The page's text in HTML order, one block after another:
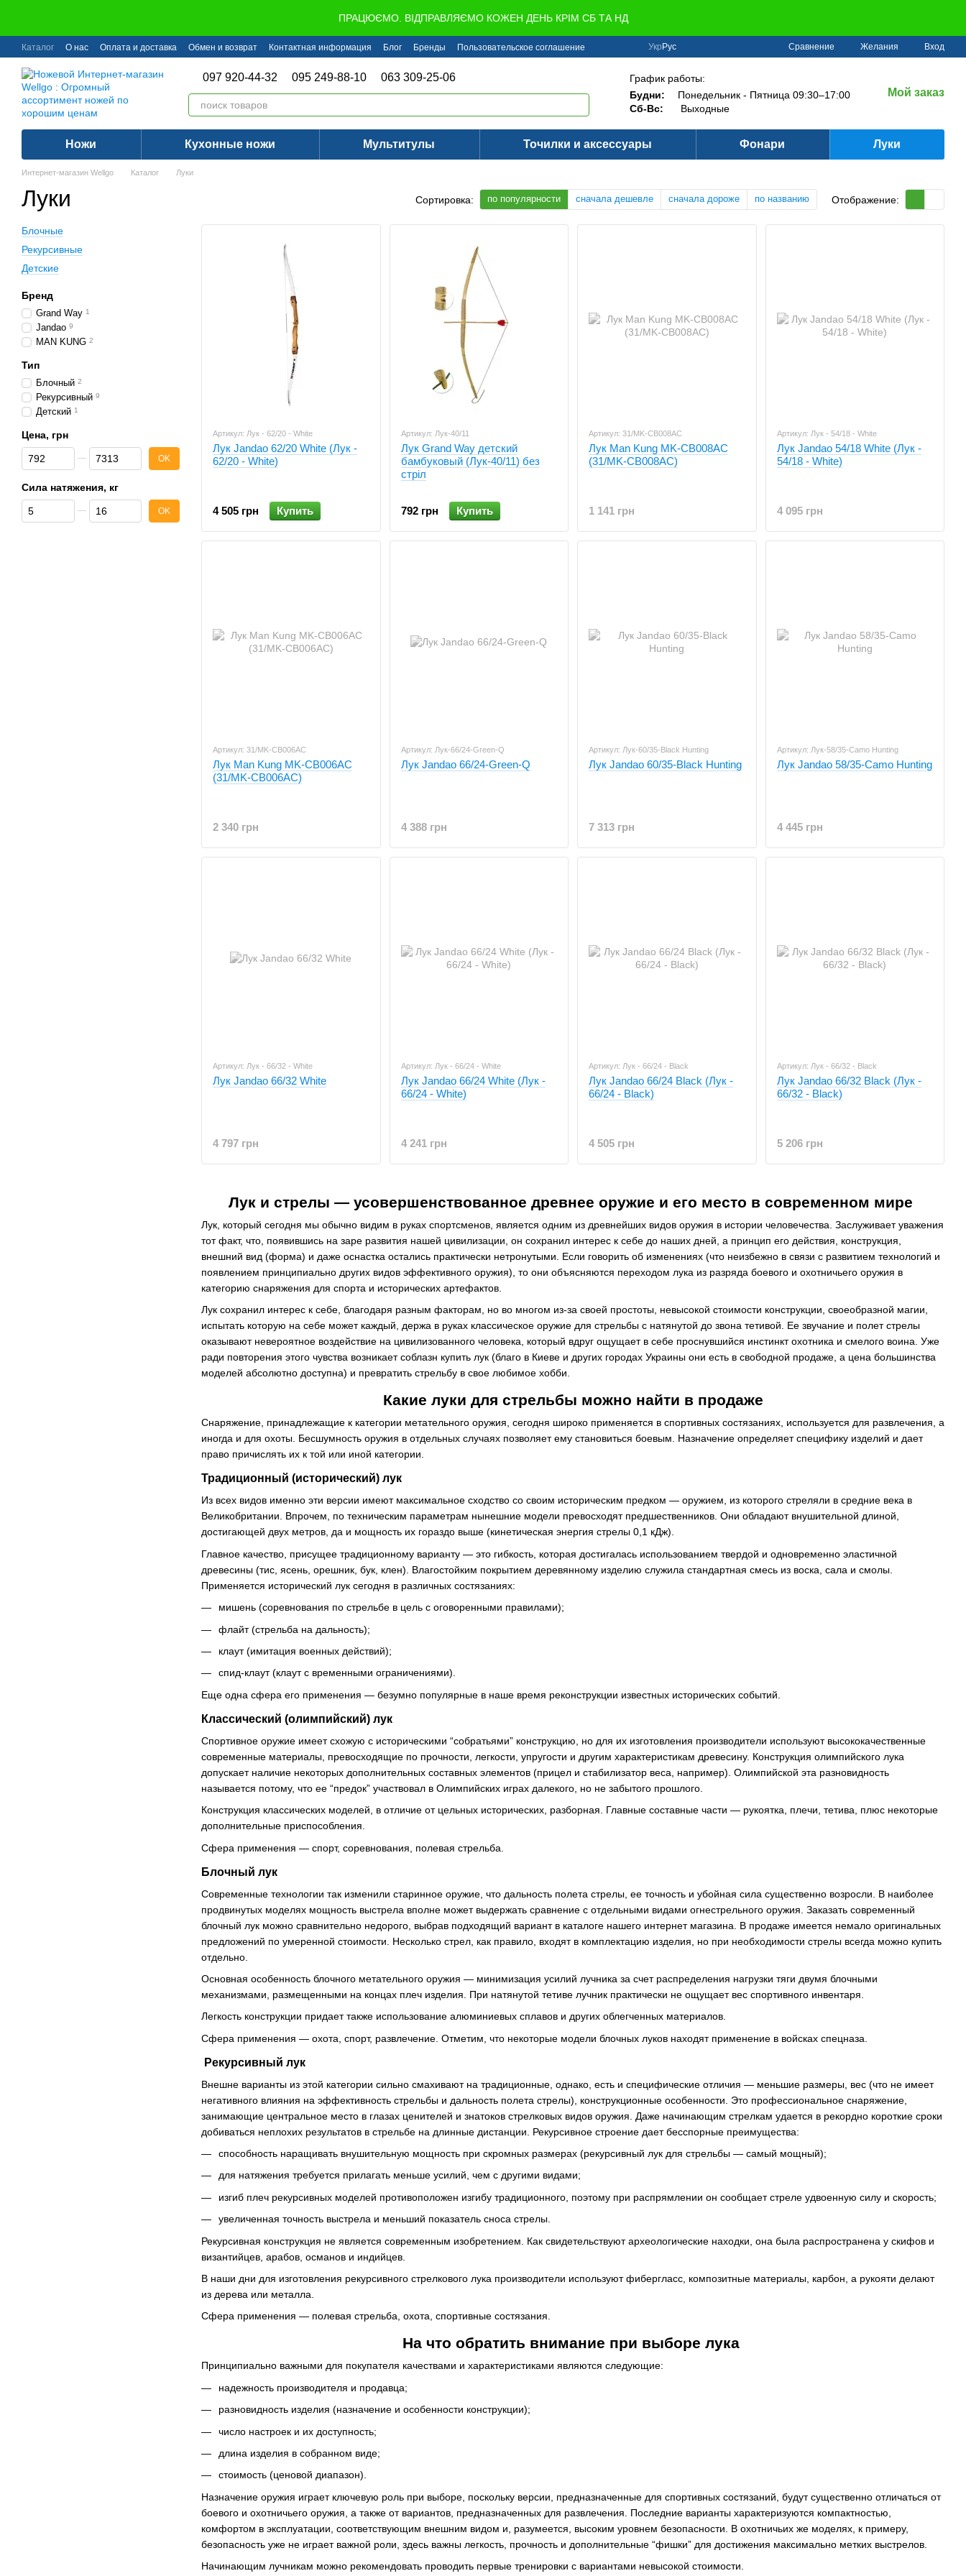
ПРАЦЮЄМО. ВІДПРАВЛЯЄМО КОЖЕН ДЕНЬ КРІМ СБ ТА НД
Каталог О нас Оплата и доставка Обмен и возврат Контактная информация Блог Бренды Пользовательское соглашение Укр Рус Сравнение Желания Вход
097 920-44-32 095 249-88-10 063 309-25-06
График работы:
Будни:
Понедельник - Пятница 09:30–17:00
Сб-Вс:
Выходные
Мой заказ
Ножи Кухонные ножи Мультитулы Точилки и аксессуары Фонари Луки
Интернет-магазин Wellgo Каталог Луки
Луки Сортировка: по популярности сначала дешевле сначала дороже по названию Отображение:
Лук и стрелы — усовершенствованное древнее оружие и его место в современном мире
Лук, который сегодня мы обычно видим в руках спортсменов, является одним из древнейших видов оружия в истории человечества. Заслуживает уважения
тот факт, что, появившись на заре развития нашей цивилизации, он сохранил интерес к себе до наших дней, а принцип его действия, конструкция,
внешний вид (форма) и даже оснастка остались практически нетронутыми. Если говорить об изменениях (что неизбежно в связи с развитием технологий и
появлением принципиально других видов эффективного оружия), то они объясняются переходом лука из разряда боевого и охотничьего оружия в
категорию снаряжения для спорта и исторических артефактов.
Лук сохранил интерес к себе, благодаря разным факторам, но во многом из-за своей простоты, невысокой стоимости конструкции, своеобразной магии,
испытать которую на себе может каждый, держа в руках классическое оружие для стрельбы с натянутой до звона тетивой. Ее звучание и полет стрелы
оказывают невероятное воздействие на цивилизованного человека, который вдруг ощущает в себе проснувшийся инстинкт охотника и смелого воина. Уже
ради повторения этого чувства возникает соблазн купить лук (благо в Киеве и других городах Украины они есть в свободной продаже, а цена большинства
моделей абсолютно доступна) и превратить стрельбу в свое любимое хобби.
Какие луки для стрельбы можно найти в продаже
Снаряжение, принадлежащие к категории метательного оружия, сегодня широко применяется в спортивных состязаниях, используется для развлечения, а
иногда и для охоты. Бесшумность оружия в отдельных случаях позволяет ему становиться боевым. Назначение определяет специфику изделий и дает
право причислять их к той или иной категории.
Традиционный (исторический) лук
Из всех видов именно эти версии имеют максимальное сходство со своим историческим предком — оружием, из которого стреляли в средние века в
Великобритании. Впрочем, по техническим параметрам нынешние модели превосходят предшественников. Они обладают внушительной длиной,
достигающей двух метров, да и мощность их гораздо выше (кинетическая энергия стрелы 0,1 кДж).
Главное качество, присущее традиционному варианту — это гибкость, которая достигалась использованием твердой и одновременно эластичной
древесины (тис, ясень, орешник, бук, клен). Влагостойким покрытием деревянному изделию служила стандартная смесь из воска, сала и смолы.
Применяется исторический лук сегодня в различных состязаниях:
мишень (соревнования по стрельбе в цель с оговоренными правилами);
флайт (стрельба на дальность);
клаут (имитация военных действий);
спид-клаут (клаут с временными ограничениями).
Еще одна сфера его применения — безумно популярные в наше время реконструкции известных исторических событий.
Классический (олимпийский) лук
Спортивное оружие имеет схожую с историческими “собратьями” конструкцию, но для их изготовления производители используют высококачественные
современные материалы, превосходящие по прочности, легкости, упругости и другим характеристикам древесину. Конструкция олимпийского лука
допускает наличие некоторых дополнительных составных элементов (прицел и стабилизатор веса, например). Олимпийской эта разновидность
называется потому, что ее “предок” участвовал в Олимпийских играх далекого, но не забытого прошлого.
Конструкция классических моделей, в отличие от цельных исторических, разборная. Главные составные части — рукоятка, плечи, тетива, плюс некоторые
дополнительные приспособления.
Сфера применения — спорт, соревнования, полевая стрельба.
Блочный лук
Современные технологии так изменили старинное оружие, что дальность полета стрелы, ее точность и убойная сила существенно возросли. В наиболее
продвинутых моделях мощность выстрела вполне может выдержать сравнение с отдельными видами огнестрельного оружия. Заказать современный
блочный лук можно сравнительно недорого, выбрав подходящий вариант в каталоге нашего интернет магазина. В продаже имеется немало оригинальных
предложений по умеренной стоимости. Несколько стрел, как правило, входят в комплектацию изделия, но при необходимости стрелы всегда можно купить
отдельно.
Основная особенность блочного метательного оружия — минимизация усилий лучника за счет распределения нагрузки тяги двумя блочными
механизмами, размещенными на концах плеч изделия. При натянутой тетиве лучник практически не ощущает вес спортивного инвентаря.
Легкость конструкции придает также использование алюминиевых сплавов и других облегченных материалов.
Сфера применения — охота, спорт, развлечение. Отметим, что некоторые модели блочных луков находят применение в войсках спецназа.
Рекурсивный лук
Внешне варианты из этой категории сильно смахивают на традиционные, однако, есть и специфические отличия — меньшие размеры, вес (что не имеет
негативного влияния на эффективность стрельбы и дальность полета стрелы), конструкционные особенности. Это профессиональное снаряжение,
занимающие центральное место в глазах ценителей и знатоков стрелковых видов оружия. Даже начинающим стрелкам удается в рекордно короткие сроки
добиваться неплохих результатов в стрельбе на длинные дистанции. Рекурсивное строение дает бесспорные преимущества:
способность наращивать внушительную мощность при скромных размерах (рекурсивный лук для стрельбы — самый мощный);
для натяжения требуется прилагать меньше усилий, чем с другими видами;
изгиб плеч рекурсивных моделей противоположен изгибу традиционного, поэтому при распрямлении он сообщает стреле удвоенную силу и скорость;
увеличенная точность выстрела и меньший показатель сноса стрелы.
Рекурсивная конструкция не является современным изобретением. Как свидетельствуют археологические находки, она была распространена у скифов и
византийцев, арабов, османов и индийцев.
В наши дни для изготовления рекурсивного стрелкового лука производители используют фибергласс, композитные материалы, карбон, а рукояти делают
из дерева или металла.
Сфера применения — полевая стрельба, охота, спортивные состязания.
На что обратить внимание при выборе лука
Принципиально важными для покупателя качествами и характеристиками являются следующие:
надежность производителя и продавца;
разновидность изделия (назначение и особенности конструкции);
число настроек и их доступность;
длина изделия в собранном виде;
стоимость (ценовой диапазон).
Назначение оружия играет ключевую роль при выборе, поскольку версии, предназначенные для спортивных состязаний, будут существенно отличаться от
боевого и охотничьего оружия, а также от вариантов, предназначенных для развлечения. Последние варианты характеризуются компактностью,
комфортом в эксплуатации, соответствующим внешним видом и, разумеется, высоким уровнем безопасности. В охотничьих же моделях, к примеру,
безопасность уже не играет важной роли, здесь важны легкость, прочность и дополнительные “фишки” для достижения максимально метких выстрелов.
Начинающим лучникам можно рекомендовать проводить первые тренировки с вариантами невысокой стоимости.
Артикул: Лук - 62/20 - White
Лук Jandao 62/20 White (Лук -
62/20 - White)
4 505 грн Купить
Артикул: Лук-40/11
Лук Grand Way детский
бамбуковый (Лук-40/11) без
стріл
792 грн Купить
Артикул: 31/MK-CB008AC
Лук Man Kung MK-CB008AC
(31/MK-CB008AC)
1 141 грн
Артикул: Лук - 54/18 - White
Лук Jandao 54/18 White (Лук -
54/18 - White)
4 095 грн
Артикул: 31/MK-CB006AC
Лук Man Kung MK-CB006AC
(31/MK-CB006AC)
2 340 грн
Артикул: Лук-66/24-Green-Q
Лук Jandao 66/24-Green-Q
4 388 грн
Артикул: Лук-60/35-Black Hunting
Лук Jandao 60/35-Black Hunting
7 313 грн
Артикул: Лук-58/35-Camo Hunting
Лук Jandao 58/35-Camo Hunting
4 445 грн
Артикул: Лук - 66/32 - White
Лук Jandao 66/32 White
4 797 грн
Артикул: Лук - 66/24 - White
Лук Jandao 66/24 White (Лук -
66/24 - White)
4 241 грн
Артикул: Лук - 66/24 - Black
Лук Jandao 66/24 Black (Лук -
66/24 - Black)
4 505 грн
Артикул: Лук - 66/32 - Black
Лук Jandao 66/32 Black (Лук -
66/32 - Black)
5 206 грн
Блочные
Рекурсивные
Детские
Бренд
Grand Way 1
Jandao 9
MAN KUNG 2
Тип
Блочный 2
Рекурсивный 9
Детский 1
Цена, грн
От Цена, грн
До Цена, грн OK
Сила натяжения, кг
От Сила натяжения, кг
До Сила натяжения, кг OK